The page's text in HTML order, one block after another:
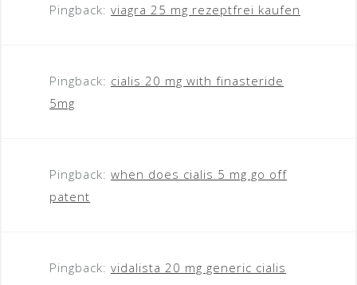
Pingback: viagra 25 mg rezeptfrei kaufen
Pingback: cialis 20 mg with finasteride
5mg
Pingback: when does cialis 5 mg go off
patent
Pingback: vidalista 20 mg generic cialis